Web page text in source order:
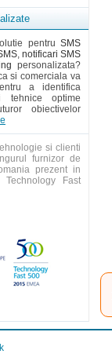
pentru SMS
, notificari SMS
personalizata?
si comerciala va
a identifica
tehnice optime
obiectivelor
si clienti
furnizor de
prezent in
Technology Fast